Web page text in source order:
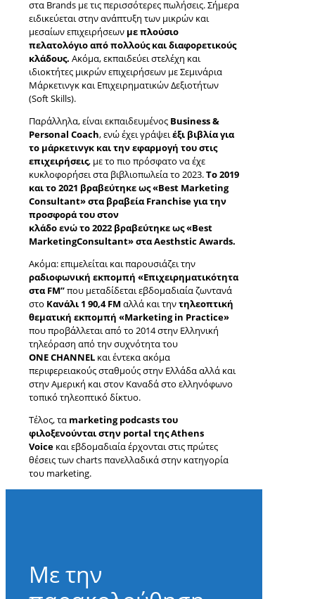
στα Brands με τις περισσότερες πωλήσεις. Σήμερα
ειδικεύεται στην ανάπτυξη των μικρών και
μεσαίων επιχειρήσεων με πλούσιο
πελατολόγιο από πολλούς και διαφορετικούς
κλάδους. Ακόμα, εκπαιδεύει στελέχη και
ιδιοκτήτες μικρών επιχειρήσεων με Σεμινάρια
Μάρκετινγκ και Επιχειρηματικών Δεξιοτήτων
(Soft Skills).
Παράλληλα, είναι εκπαιδευμένος Business &
Personal Coach, ενώ έχει γράψειέξι βιβλία για
το μάρκετινγκ και την εφαρμογή του στις
επιχειρήσεις, με το πιο πρόσφατο να έχε
κυκλοφορήσει στα βιβλιοπωλεία το 2023.Το 2019
και το 2021 βραβεύτηκε ως «Best Marketing
Consultant» στα βραβεία Franchise για την
προσφορά του στον
κλάδο ενώ το 2022 βραβεύτηκε ως «Best
MarketingConsultant» στα Aesthstic Awards.
Ακόμα: επιμελείται και παρουσιάζει την
ραδιοφωνική εκπομπή «Επιχειρηματικότητα
στα FM”που μεταδίδεται εβδομαδιαία ζωντανά
στο Κανάλι 1 90,4 FMαλλά και τηντηλεοπτική
θεματική εκπομπή «Marketing in Practice»
που προβάλλεται από το 2014 στην Ελληνική
τηλεόραση από την συχνότητα του
ΟΝΕ CHANNEL και έντεκα ακόμα
περιφερειακούς σταθμούς στην Ελλάδα αλλά και
στην Αμερική και στον Καναδά στο ελληνόφωνο
τοπικό τηλεοπτικό δίκτυο.
Τέλος, τα marketing podcasts του
φιλοξενούνται στην portal της Athens
Voice και εβδομαδιαία έρχονται στις πρώτες
θέσεις των charts πανελλαδικά στην κατηγορία
του marketing.
Με την